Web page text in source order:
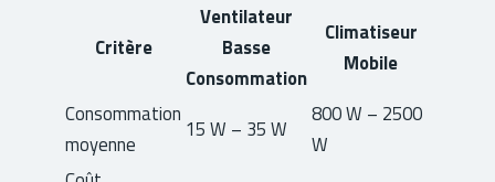
Critère
Ventilateur
Basse
Consommation
Climatiseur
Mobile
Consommation
moyenne
15 W – 35 W
800 W – 2500
W